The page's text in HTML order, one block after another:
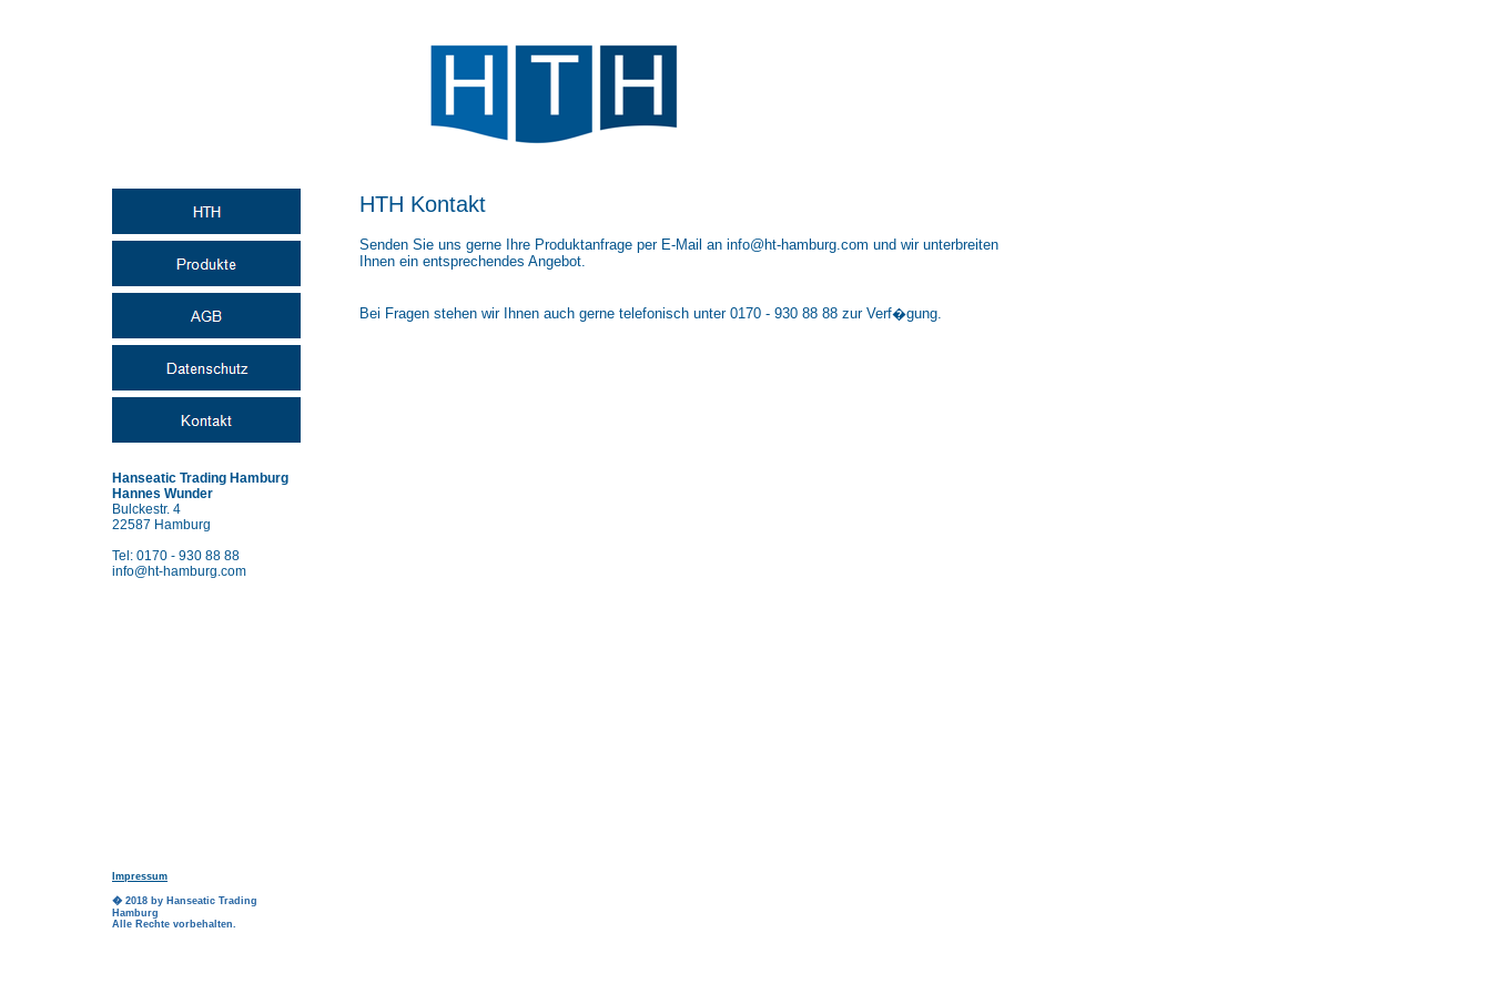
Hanseatic Trading Hamburg
Hannes Wunder
Bulckestr. 4
22587 Hamburg
Tel: 0170 - 930 88 88
info@ht-hamburg.com
Senden Sie uns gerne Ihre Produktanfrage per E-Mail an info@ht-hamburg.com und wir unterbreiten
Ihnen ein entsprechendes Angebot.
Bei Fragen stehen wir Ihnen auch gerne telefonisch unter 0170 - 930 88 88 zur Verf�gung.
Impressum
� 2018 by Hanseatic Trading
Hamburg
Alle Rechte vorbehalten.
HTH Kontakt